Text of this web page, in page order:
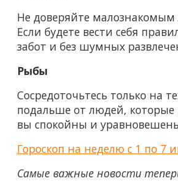
Не доверяйте малознакомым
Если будете вести себя
забот и без шумных
Рыбы
Сосредоточьтесь только на
подальше от людей,
вы спокойны и
Гороскоп на неделю с 1 по 7
Самые важные новости